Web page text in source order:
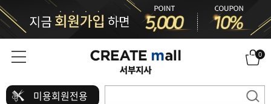
0
미용회원전용